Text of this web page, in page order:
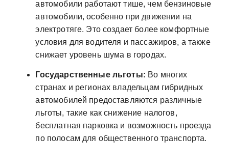
автомобили работают тише, чем бензиновые
автомобили, особенно при движении на
электротяге. Это создает более комфортные
условия для водителя и пассажиров, а также
снижает уровень шума в городах.
Государственные льготы: Во многих
странах и регионах владельцам гибридных
автомобилей предоставляются различные
льготы, такие как снижение налогов,
бесплатная парковка и возможность проезда
по полосам для общественного транспорта.